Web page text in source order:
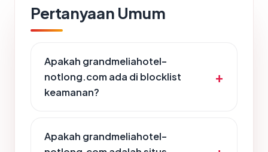
Pertanyaan Umum
Apakah grandmeliahotel-
notlong.com ada di blocklist
keamanan?
Apakah grandmeliahotel-